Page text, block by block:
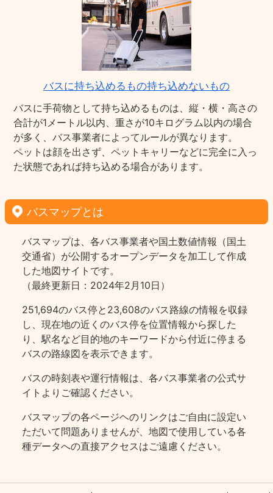
バスに持ち込めるもの持ち込めないもの
バスに手荷物として持ち込めるものは、縦・横・高さの
合計が1メートル以内、重さが10キログラム以内の場合
が多く、バス事業者によってルールが異なります。
ペットは顔を出さず、ペットキャリーなどに完全に入っ
た状態であれば持ち込める場合があります。
バスマップとは
バスマップは、各バス事業者や国土数値情報（国土
交通省）が公開するオープンデータを加工して作成
した地図サイトです。
（最終更新日：2024年2月10日）
251,694のバス停と23,608のバス路線の情報を収録
し、現在地の近くのバス停を位置情報から探した
り、駅名など目的地のキーワードから付近に停まる
バスの路線図を表示できます。
バスの時刻表や運行情報は、各バス事業者の公式サ
イトよりご確認ください。
バスマップの各ページヘのリンクはご自由に設定い
ただいて問題ありませんが、地図で使用している各
種データへの直接アクセスはご遠慮ください。